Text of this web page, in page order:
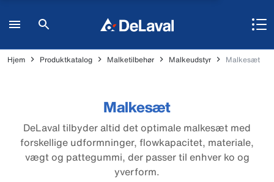
Hjem Produktkatalog Malketilbehør Malkeudstyr Malkesæt
Malkesæt
DeLaval tilbyder altid det optimale malkesæt med
forskellige udformninger, flowkapacitet, materiale,
vægt og pattegummi, der passer til enhver ko og
yverform.